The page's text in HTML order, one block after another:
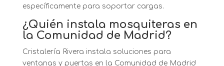
específicamente para soportar cargas.
¿Quién instala mosquiteras en
la Comunidad de Madrid?
Cristalería Rivera instala soluciones para
ventanas y puertas en la Comunidad de Madrid